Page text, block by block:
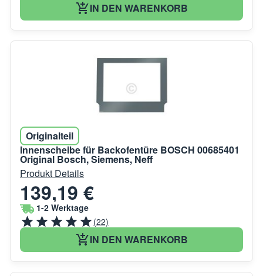
IN DEN WARENKORB
Originalteil
Innenscheibe für Backofentüre BOSCH 00685401
Original Bosch, Siemens, Neff
Produkt Details
139,19 €
1-2 Werktage
(22)
IN DEN WARENKORB